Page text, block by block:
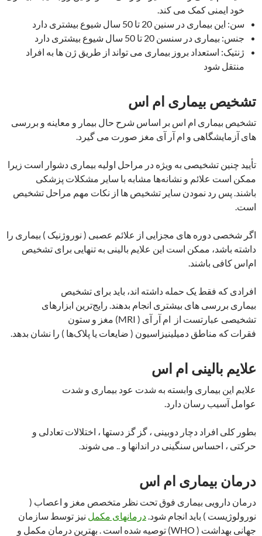
خود ایمنی کمک می کند.
سن: این بیماری در سنین 20 تا 50 سال شیوع بیشتری دارد
جنس: بیماری در سنسن 20 تا 50 سال شیوع بیشتری دارد
ژنتیک: استعداد بروز بیماری می تواند از طریق ژن ها به افراد
منتقل شود
تشخیص بیماری ام اس
تشخیص بیماری ام اس بر اساس شرح حال بیمار و معاینه و بررسی
های آزمایشگاهی و ام آر آی مغز صورت می گیرد.
تأیید چنین تشخیصی به ویژه در مراحل اولیه بیماری دشوار است زیرا
ممکن است علائم و نشانه‌ها مشابه با سایر مشکلات پزشکی
باشند. پس رد نمودن سایر تشخیص ها از نکات مهم مراحل تشخیص
است.
اگر شخصی دوره های مجزایی از علائم عصبی ( نوروژنیک ) بیماری را
داشته باشد، ممکن است این علایم بالینی به تنهایی برای تشخیص
ام‌اس کافی باشند.
افرادی که فقط یک حمله داشته اند، باید برای تشخیص
بیماری بررسی های بیشتری انجام بدهند. رایج‌ترین ابزارهای
تشخیصی عبارتست از ام آر آی ( MRI) مغز و ستون
فقرات که مناطق دمیلینیزاسیون ( ضایعات یا پلاک‌ها ) را نشان بدهد.
علایم بالینی ام اس
علایم این بیماری وابسته به شدت عود بیماری و شدت
عوامل آسیب رسان دارد.
بطور کلی افراد دچار دوبینی ، گز گز دستها ، اختلالات تعادلی و
حرکتی ، احساس سنگینی در اندانها و .. می شوند.
درمان بیماری ام اس
درمان دارویی بیماری فوق تحت نظر متخصص مغز و اعصاب (
نورولوژیست ) باید انجام شود.درمانهای مکمل نیز توسط سازمان
جهانی بهداشت ( WHO) توصیه شده است . بهترین درمان مکمل و